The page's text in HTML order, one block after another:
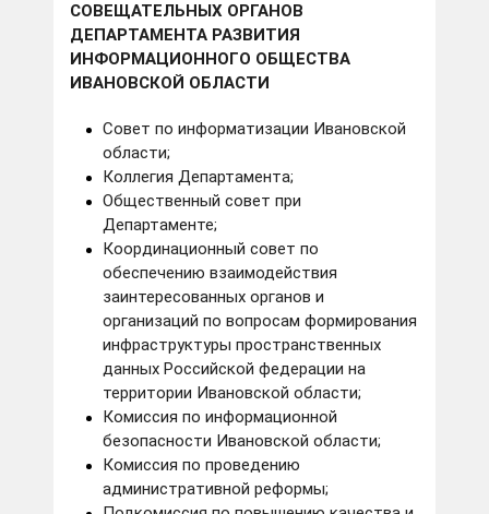
СОВЕЩАТЕЛЬНЫХ ОРГАНОВ
ДЕПАРТАМЕНТА РАЗВИТИЯ
ИНФОРМАЦИОННОГО ОБЩЕСТВА
ИВАНОВСКОЙ ОБЛАСТИ
Совет по информатизации Ивановской
области;
Коллегия Департамента;
Общественный совет при
Департаменте;
Координационный совет по
обеспечению взаимодействия
заинтересованных органов и
организаций по вопросам формирования
инфраструктуры пространственных
данных Российской федерации на
территории Ивановской области;
Комиссия по информационной
безопасности Ивановской области;
Комиссия по проведению
административной реформы;